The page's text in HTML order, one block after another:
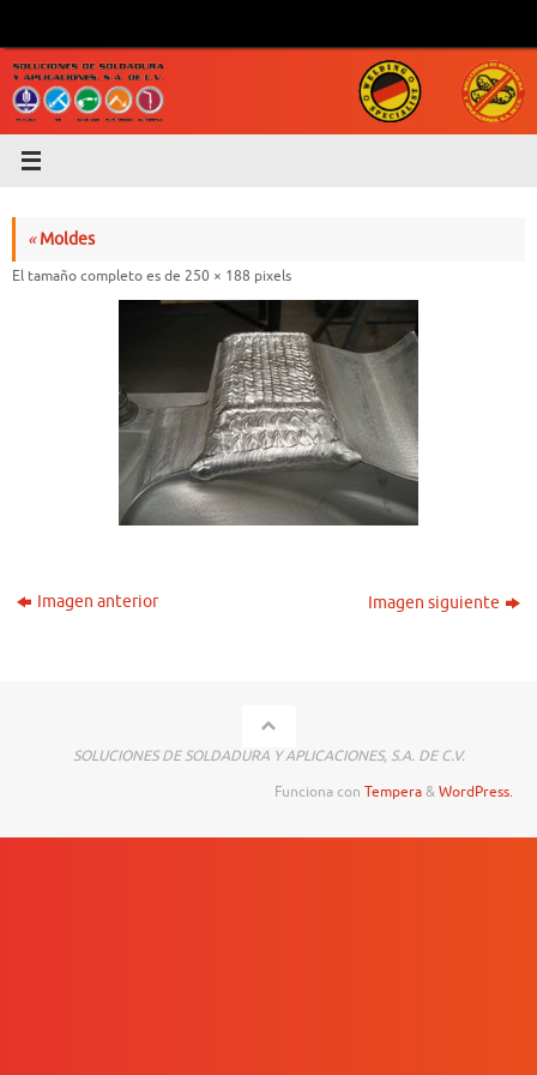
contenido
«Moldes
El tamaño completo es de 250 × 188 pixels
Imagen anterior Imagen siguiente
SOLUCIONES DE SOLDADURA Y APLICACIONES, S.A. DE C.V.
Funciona con Tempera&WordPress.